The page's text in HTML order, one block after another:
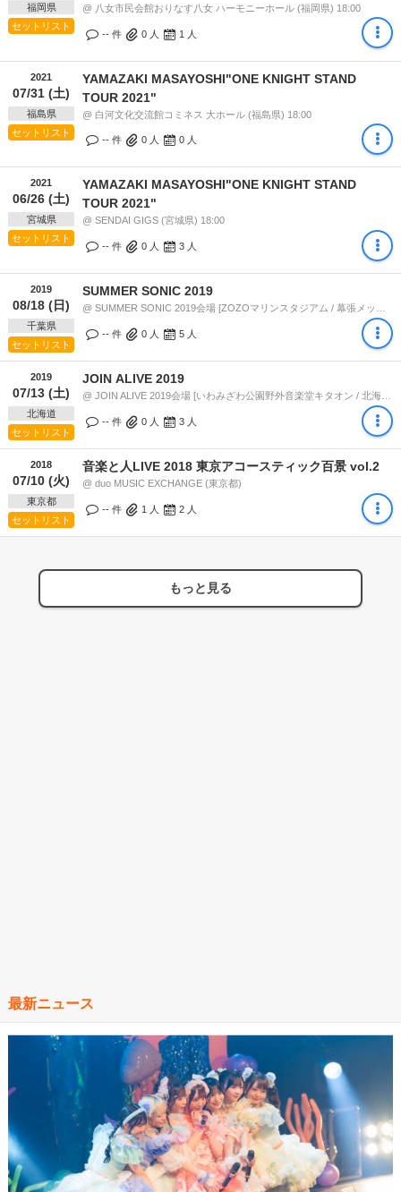
福岡県
セットリスト
@ 八女市民会館おりなす八女 ハーモニーホール (福岡県) 18:00
-- 件 0 人 1 人
2021
07/31 (土)
福島県
セットリスト
YAMAZAKI MASAYOSHI"ONE KNIGHT STAND
TOUR 2021"
@ 白河文化交流館コミネス 大ホール (福島県) 18:00
-- 件 0 人 0 人
2021
06/26 (土)
宮城県
セットリスト
YAMAZAKI MASAYOSHI"ONE KNIGHT STAND
TOUR 2021"
@ SENDAI GIGS (宮城県) 18:00
-- 件 0 人 3 人
2019
08/18 (日)
千葉県
セットリスト
SUMMER SONIC 2019
-- 件 0 人 5 人
2019
07/13 (土)
北海道
セットリスト
JOIN ALIVE 2019
-- 件 0 人 3 人
2018
07/10 (火)
東京都
セットリスト
音楽と人LIVE 2018 東京アコースティック百景 vol.2
@ duo MUSIC EXCHANGE (東京都)
-- 件 1 人 2 人
もっと見る
最新ニュース